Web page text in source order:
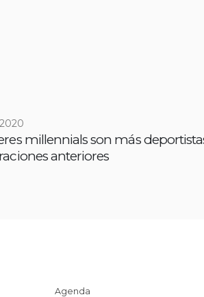
millennials son más
anteriores
Agenda